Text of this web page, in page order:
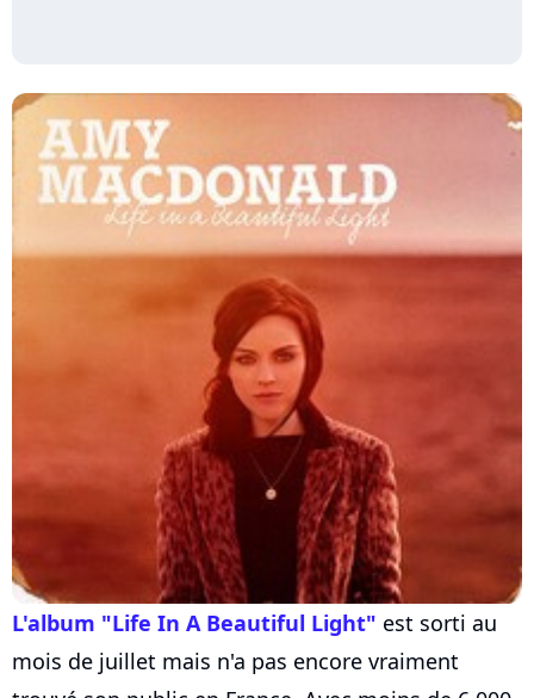
L'album "Life In A Beautiful Light" est sorti au
mois de juillet mais n'a pas encore vraiment